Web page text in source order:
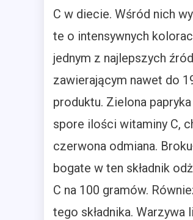
C w diecie. Wśród nich
te o intensywnych
jednym z najlepszych
zawierającym nawet do
produktu. Zielona
spore ilości witaminy C,
czerwona odmiana.
bogate w ten składnik
C na 100 gramów.
tego składnika.